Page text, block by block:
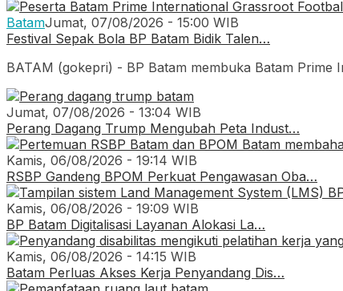
BatamJumat, 07/08/2026 - 15:00 WIB
Festival Sepak Bola BP Batam Bidik Talen…
BATAM (gokepri) - BP Batam membuka Batam
Jumat, 07/08/2026 - 13:04 WIB
Perang Dagang Trump Mengubah Peta Indust…
Kamis, 06/08/2026 - 19:14 WIB
RSBP Gandeng BPOM Perkuat Pengawasan Oba…
Kamis, 06/08/2026 - 19:09 WIB
BP Batam Digitalisasi Layanan Alokasi La…
Kamis, 06/08/2026 - 14:15 WIB
Batam Perluas Akses Kerja Penyandang Dis…